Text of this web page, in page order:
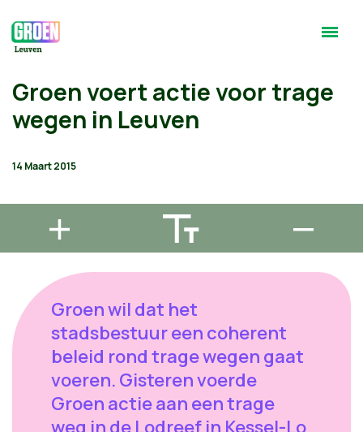
Groen voert actie voor trage
wegen in Leuven
14 Maart 2015
Groen wil dat het
stadsbestuur een coherent
beleid rond trage wegen gaat
voeren. Gisteren voerde
Groen actie aan een trage
weg in de Lodreef in Kessel-Lo